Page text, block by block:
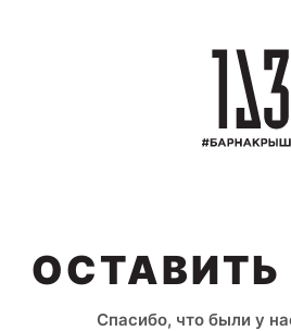
Спасибо, что были у